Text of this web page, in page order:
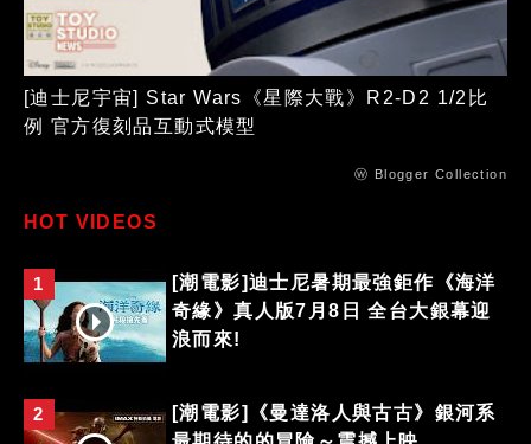
[迪士尼宇宙] Star Wars《星際大戰》R2-D2 1/2比
例 官方復刻品互動式模型
ⓦ Blogger Collection
HOT VIDEOS
1
[潮電影]迪士尼暑期最強鉅作《海洋
奇緣》真人版7月8日 全台大銀幕迎
浪而來!
2
[潮電影]《曼達洛人與古古》銀河系